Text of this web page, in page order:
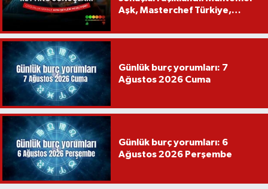
Aşk, Masterchef Türkiye,
Günlük burç yorumları: 7
Ağustos 2026 Cuma
Günlük burç yorumları: 6
Ağustos 2026 Perşembe